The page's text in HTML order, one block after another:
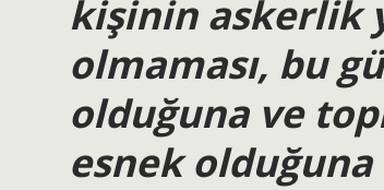
kişinin askerlik
olmaması, bu
olduğuna ve
esnek